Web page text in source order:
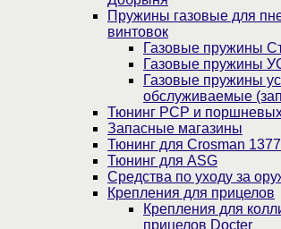
Пружины газовые для
винтовок
Газовые пружины
Газовые пружины
Газовые пружины
обслуживаемые
Тюнинг PCP и
Запасные магазины
Тюнинг для Crosman 1377
Тюнинг для ASG
Средства по уходу за
Крепления для прицелов
Крепления для
прицелов Docter